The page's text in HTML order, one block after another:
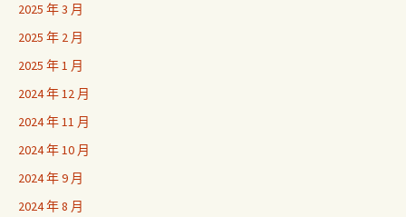
2025 年 3 月
2025 年 2 月
2025 年 1 月
2024 年 12 月
2024 年 11 月
2024 年 10 月
2024 年 9 月
2024 年 8 月